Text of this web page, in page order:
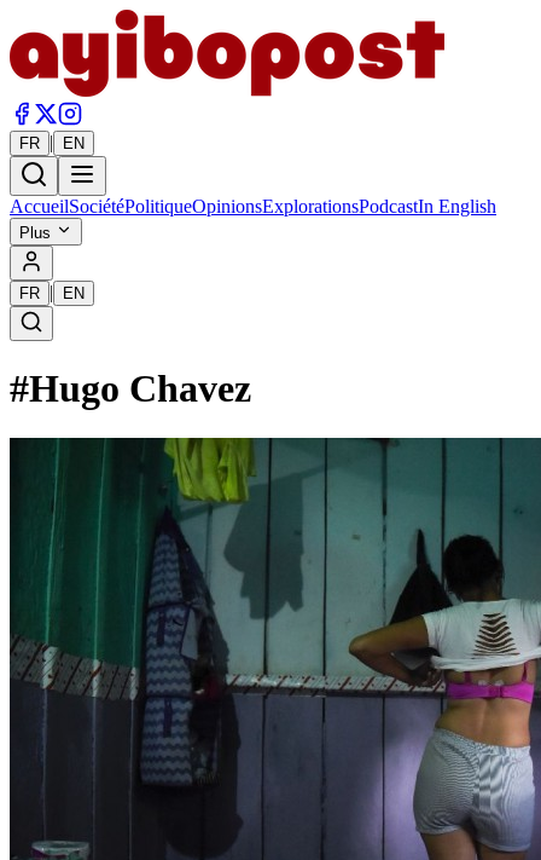
FR | EN
AccueilSociétéPolitiqueOpinionsExplorationsPodcastIn English
Plus
FR | EN
#Hugo Chavez